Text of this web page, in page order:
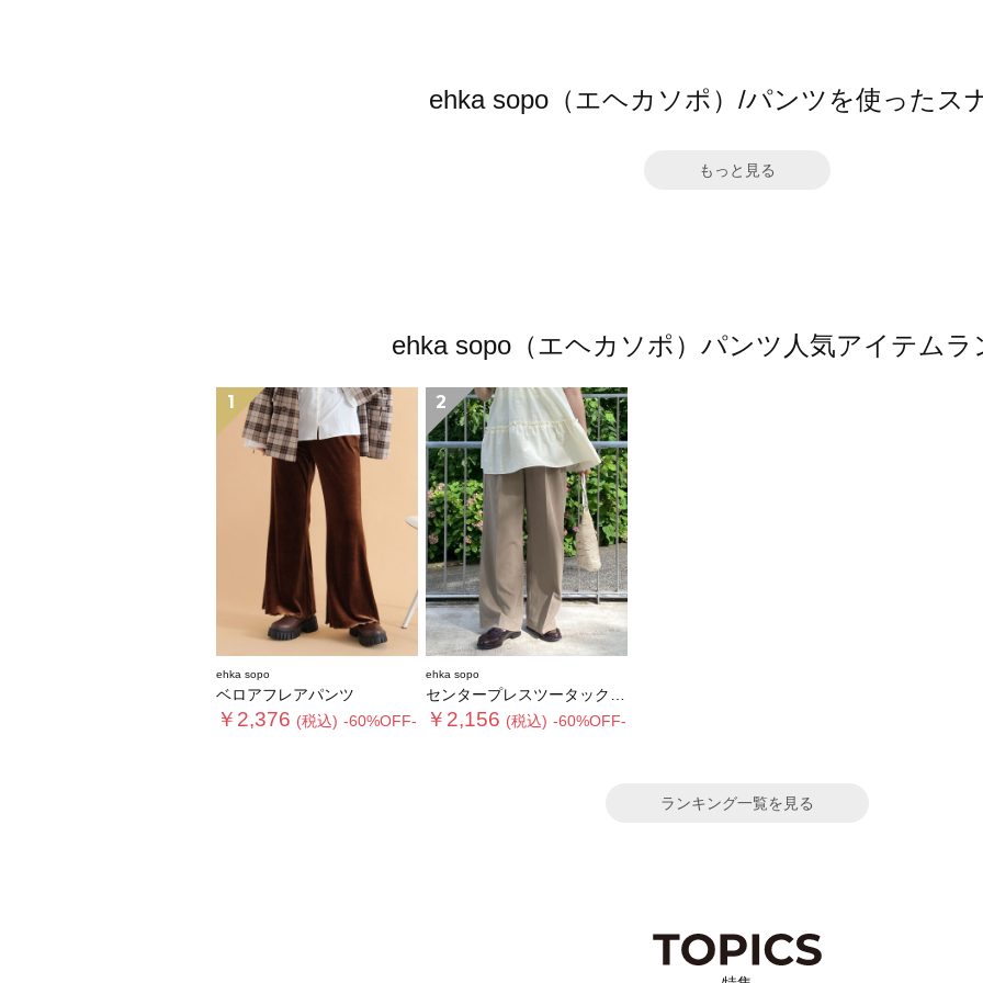
ehka sopo（エヘカソポ）/パンツを使ったス
もっと見る
ehka sopo（エヘカソポ）パンツ人気アイテムラ
1
ehka sopo
ベロアフレアパンツ
￥2,376 (税込) -60%OFF-
2
ehka sopo
センタープレスツータックスラックス
￥2,156 (税込) -60%OFF-
ランキング一覧を見る